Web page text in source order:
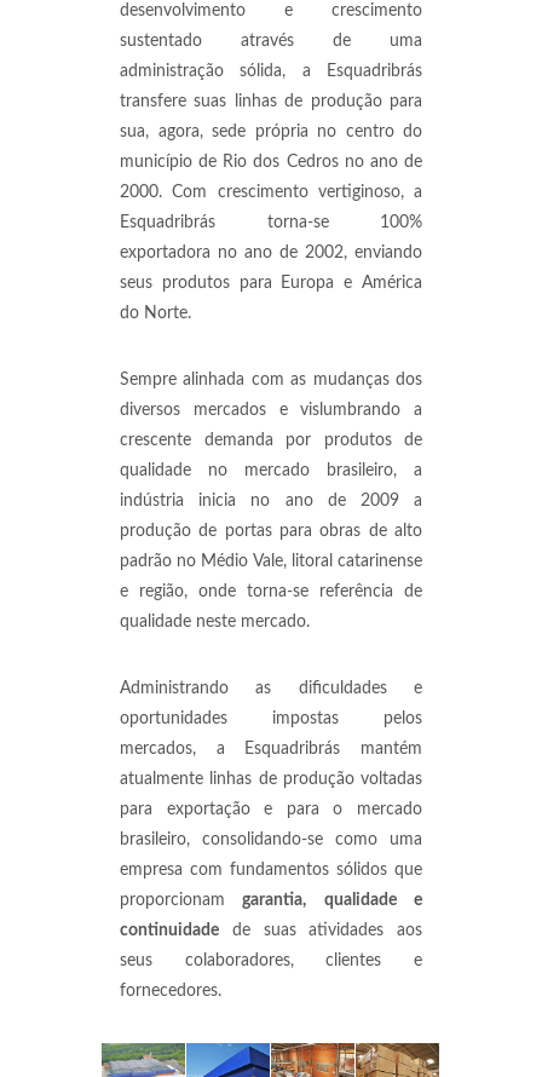
desenvolvimento e crescimento
sustentado através de uma
administração sólida, a Esquadribrás
transfere suas linhas de produção para
sua, agora, sede própria no centro do
município de Rio dos Cedros no ano de
2000. Com crescimento vertiginoso, a
Esquadribrás torna-se 100%
exportadora no ano de 2002, enviando
seus produtos para Europa e América
do Norte.
Sempre alinhada com as mudanças dos
diversos mercados e vislumbrando a
crescente demanda por produtos de
qualidade no mercado brasileiro, a
indústria inicia no ano de 2009 a
produção de portas para obras de alto
padrão no Médio Vale, litoral catarinense
e região, onde torna-se referência de
qualidade neste mercado.
Administrando as dificuldades e
oportunidades impostas pelos
mercados, a Esquadribrás mantém
atualmente linhas de produção voltadas
para exportação e para o mercado
brasileiro, consolidando-se como uma
empresa com fundamentos sólidos que
proporcionam garantia, qualidade e
continuidade de suas atividades aos
seus colaboradores, clientes e
fornecedores.